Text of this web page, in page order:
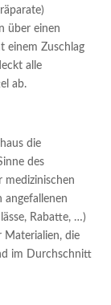
über einen
einem Zuschlag
alle
ab.
die
des
medizinischen
angefallenen
Rabatte, …)
Materialien, die
im Durchschnitt